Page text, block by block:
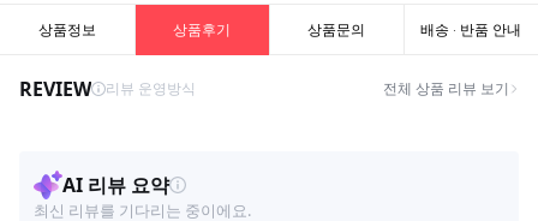
상품정보 상품후기 상품문의 배송 · 반품 안내